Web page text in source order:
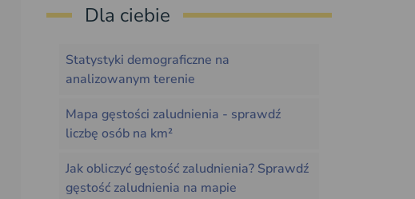
Dla ciebie
Statystyki demograficzne na
analizowanym terenie
Mapa gęstości zaludnienia - sprawdź
liczbę osób na km²
Jak obliczyć gęstość zaludnienia? Sprawdź
gęstość zaludnienia na mapie